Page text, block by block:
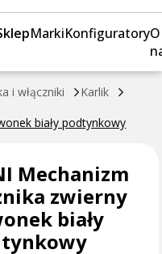
MarkiKonfiguratoryO
i włączniki
Karlik
biały podtynkowy
Mechanizm
zwierny
biały